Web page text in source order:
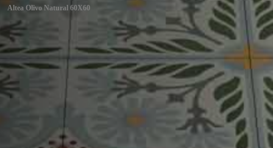
Altea Olivo Natural 60X60